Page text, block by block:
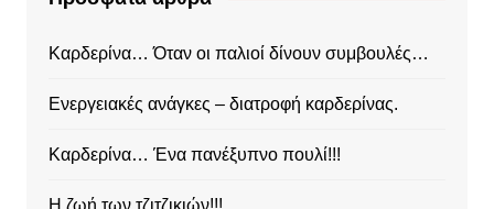
Καρδερίνα… Όταν οι παλιοί δίνουν συμβουλές…
Ενεργειακές ανάγκες – διατροφή καρδερίνας.
Καρδερίνα… Ένα πανέξυπνο πουλί!!!
Η ζωή των τζιτζικιών!!!